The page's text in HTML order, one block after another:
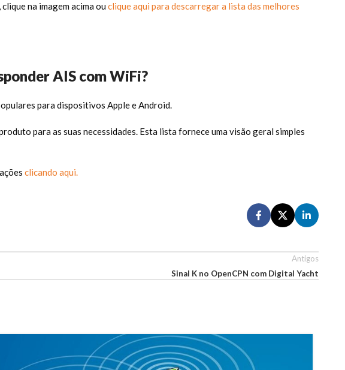
na imagem acima ouclique aqui para descarregar a lista das melhores
AIS com WiFi?
para dispositivos Apple e Android.
para as suas necessidades. Esta lista fornece uma visão geral simples
clicando aqui.
Antigos
Sinal K no OpenCPN com Digital Yacht